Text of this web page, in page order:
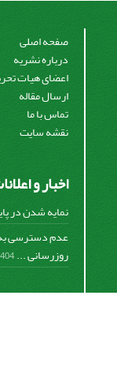
صفحه اصلی
درباره نشریه
اعضای هیات
ارسال مقاله
تماس با ما
نقشه سایت
اخبار و
نمایه شدن در
روزرسانی ...05-26